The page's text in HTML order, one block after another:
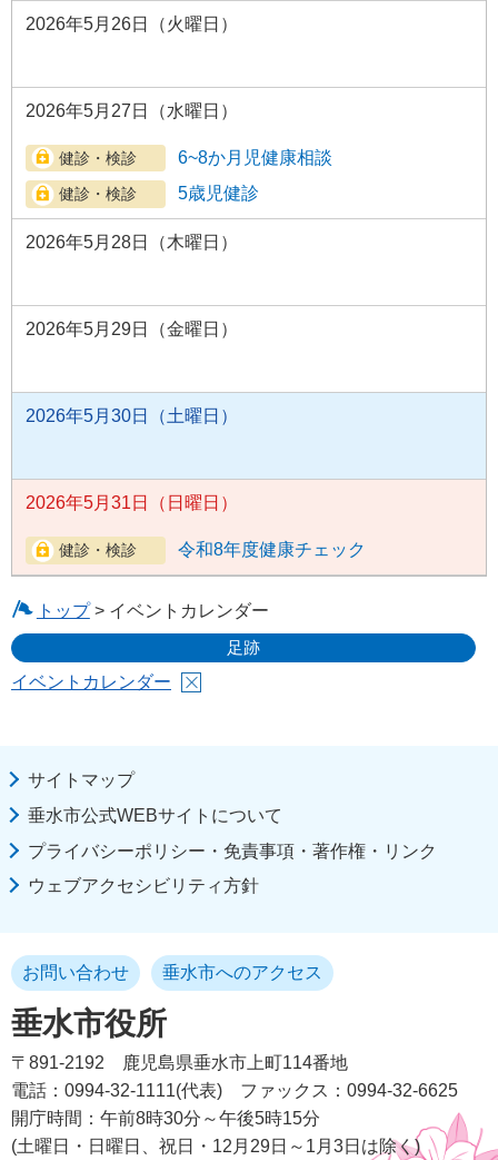
2026年5月26日（火曜日）
2026年5月27日（水曜日）
6~8か月児健康相談
5歳児健診
2026年5月28日（木曜日）
2026年5月29日（金曜日）
2026年5月30日（土曜日）
2026年5月31日（日曜日）
令和8年度健康チェック
トップ> イベントカレンダー
足跡
イベントカレンダー
サイトマップ
垂水市公式WEBサイトについて
プライバシーポリシー・免責事項・著作権・リンク
ウェブアクセシビリティ方針
垂水市役所
お問い合わせ 垂水市へのアクセス
〒891-2192
鹿児島県垂水市上町114番地
電話：0994-32-1111(代表)
ファックス：0994-32-6625
開庁時間：午前8時30分～午後5時15分
(土曜日・日曜日、祝日・12月29日～1月3日は除く)